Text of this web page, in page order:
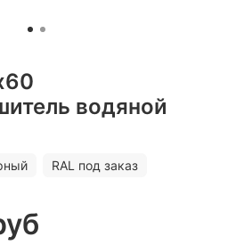
водяной
RAL под заказ